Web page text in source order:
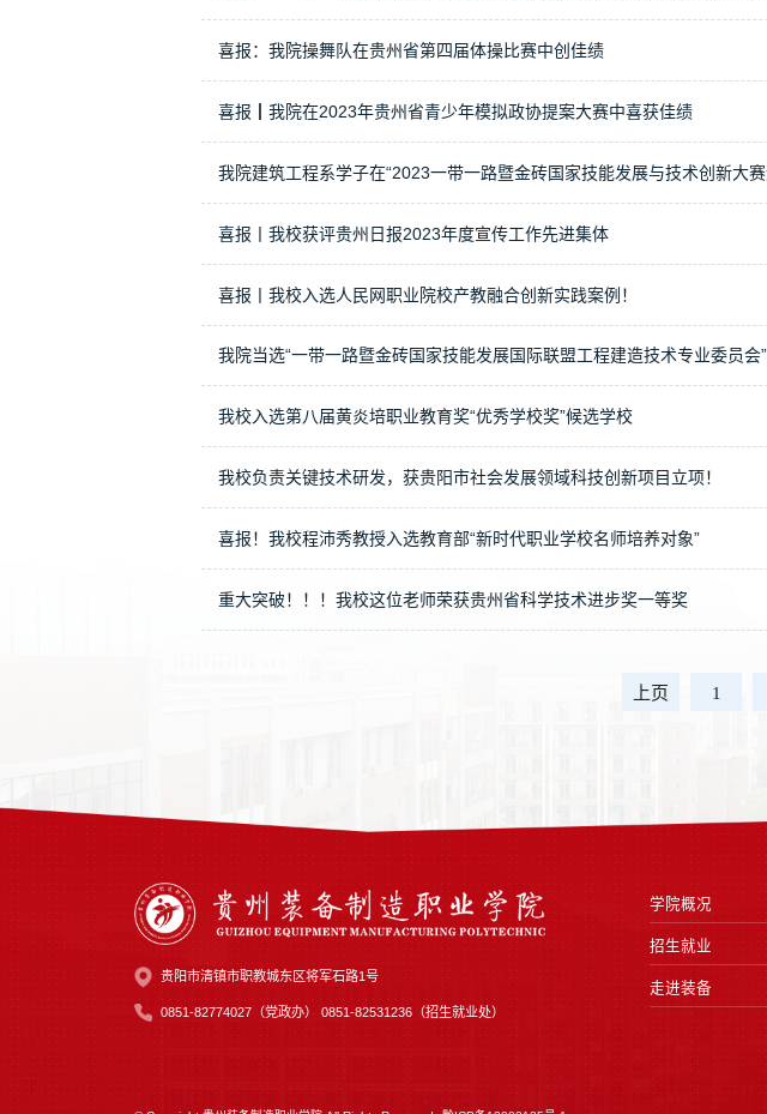
喜报：我院操舞队在贵州省第四届体操比赛中创佳绩
喜报┃我院在2023年贵州省青少年模拟政协提案大赛中喜获佳绩
我院建筑工程系学子在“2023一带一路暨金砖国家技能发展与技术创新大
喜报丨我校获评贵州日报2023年度宣传工作先进集体
喜报丨我校入选人民网职业院校产教融合创新实践案例！
我院当选“一带一路暨金砖国家技能发展国际联盟工程建造技术专业委员会
我校入选第八届黄炎培职业教育奖“优秀学校奖”候选学校
我校负责关键技术研发，获贵阳市社会发展领域科技创新项目立项！
喜报！我校程沛秀教授入选教育部“新时代职业学校名师培养对象”
重大突破！！！我校这位老师荣获贵州省科学技术进步奖一等奖
上页 1
贵阳市清镇市职教城东区将军石路1号
0851-82774027（党政办） 0851-82531236（招生就业处）
学院概况
招生就业
走进装备